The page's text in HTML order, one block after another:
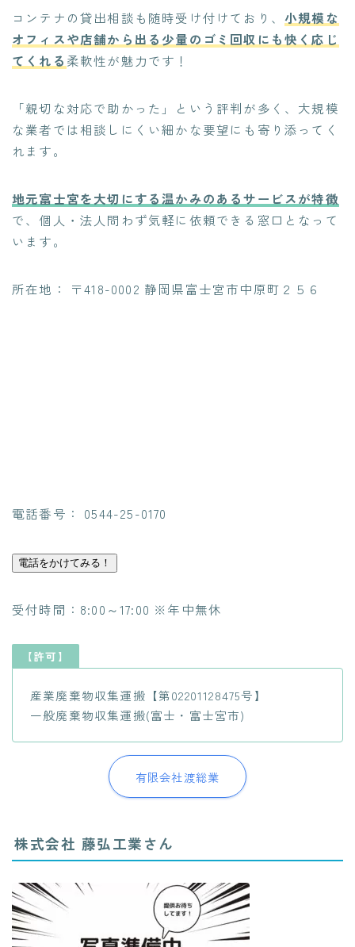
コンテナの貸出相談も随時受け付けており、 小規模な
オフィスや店舗から出る少量のゴミ回収にも快く応じ
てくれる 柔軟性が魅力です！
「親切な対応で助かった」という評判が多く、大規模
な業者では相談しにくい細かな要望にも寄り添ってく
れます。
地元富士宮を大切にする温かみのあるサービスが特徴
で、個人・法人問わず気軽に依頼できる窓口となって
います。
所在地： 〒418-0002 静岡県富士宮市中原町２５６
電話番号： 0544-25-0170
電話をかけてみる！
受付時間：8:00～17:00 ※年中無休
【許可】
産業廃棄物収集運搬【第02201128475号】
一般廃棄物収集運搬(富士・富士宮市)
有限会社渡総業
株式会社 藤弘工業さん